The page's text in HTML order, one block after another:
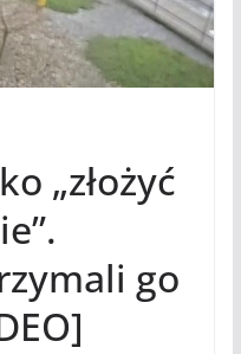
„złożyć
go